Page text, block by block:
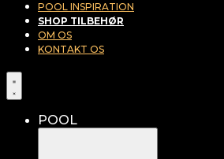
POOL INSPIRATION
SHOP TILBEHØR
OM OS
KONTAKT OS
POOL